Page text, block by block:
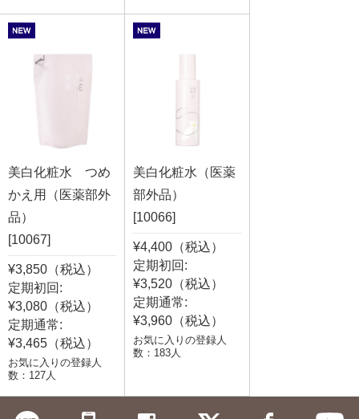
美白化粧水 つめ
かえ用（医薬部外
品）
[10067]
¥3,850（税込）
定期初回:
¥3,080（税込）
定期通常:
¥3,465（税込）
お気に入りの登録人
数：127人
美白化粧水（医薬
部外品）
[10066]
¥4,400（税込）
定期初回:
¥3,520（税込）
定期通常:
¥3,960（税込）
お気に入りの登録人
数：183人